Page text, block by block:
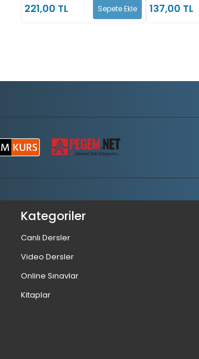
221,00 TL Sepete Ekle 137,00 TL
Kategoriler
Canlı Dersler
Video Dersler
Online Sınavlar
Kitaplar